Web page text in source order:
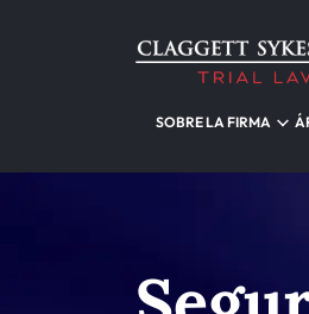
SOBRE LA FIRMA